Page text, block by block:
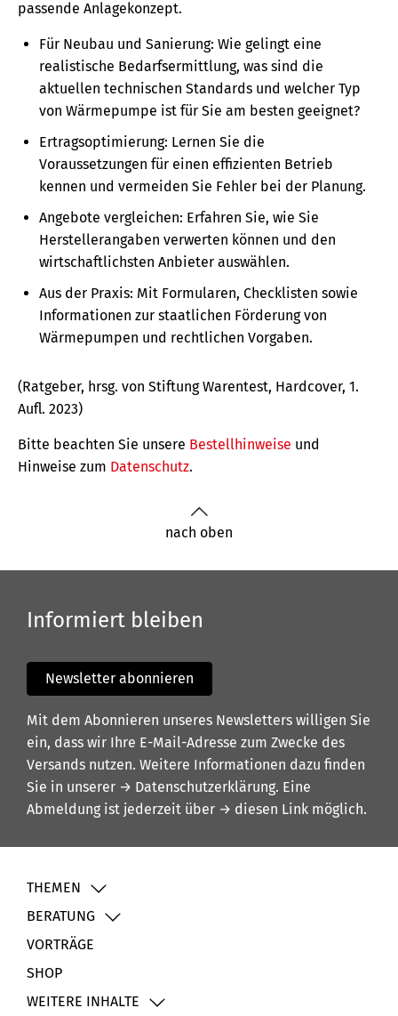
passende Anlagekonzept.
Für Neubau und Sanierung: Wie gelingt eine
realistische Bedarfsermittlung, was sind die
aktuellen technischen Standards und welcher Typ
von Wärmepumpe ist für Sie am besten geeignet?
Ertragsoptimierung: Lernen Sie die
Voraussetzungen für einen effizienten Betrieb
kennen und vermeiden Sie Fehler bei der Planung.
Angebote vergleichen: Erfahren Sie, wie Sie
Herstellerangaben verwerten können und den
wirtschaftlichsten Anbieter auswählen.
Aus der Praxis: Mit Formularen, Checklisten sowie
Informationen zur staatlichen Förderung von
Wärmepumpen und rechtlichen Vorgaben.
(Ratgeber, hrsg. von Stiftung Warentest, Hardcover, 1.
Aufl. 2023)
Bitte beachten Sie unsere Bestellhinweise und
Hinweise zum Datenschutz.
nach oben
Informiert bleiben
Newsletter abonnieren
Mit dem Abonnieren unseres Newsletters willigen Sie
ein, dass wir Ihre E-Mail-Adresse zum Zwecke des
Versands nutzen. Weitere Informationen dazu finden
Sie in unserer → Datenschutzerklärung. Eine
Abmeldung ist jederzeit über → diesen Link möglich.
THEMEN
BERATUNG
VORTRÄGE
SHOP
WEITERE INHALTE